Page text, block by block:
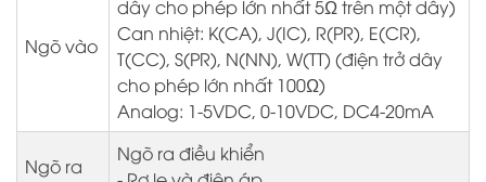
Ngõ vào
dây cho phép lớn nhất 5Ω trên một dây)
Can nhiệt: K(CA), J(IC), R(PR), E(CR),
T(CC), S(PR), N(NN), W(TT) (điện trở dây
cho phép lớn nhất 100Ω)
Analog: 1-5VDC, 0-10VDC, DC4-20mA
Ngõ ra
Ngõ ra điều khiển